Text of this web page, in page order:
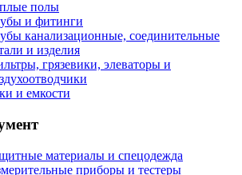
полы
и фитинги
канализационные, соединительные
и изделия
грязевики, элеваторы и
и емкости
материалы и спецодежда
приборы и тестеры